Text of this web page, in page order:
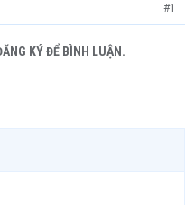
#1
KÝ ĐỂ BÌNH LUẬN.